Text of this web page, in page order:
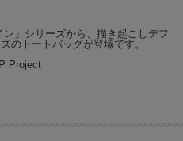
」シリーズから、描き起こしデフ
のトートバッグが登場です。
Project